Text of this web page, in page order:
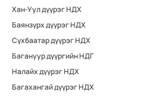
Хан-Уул дүүрэг НДХ
Баянзүрх дүүрэг НДХ
Сүхбаатар дүүрэг НДХ
Багануур дүүргийн НДГ
Налайх дүүрэг НДХ
Багахангай дүүрэг НДХ